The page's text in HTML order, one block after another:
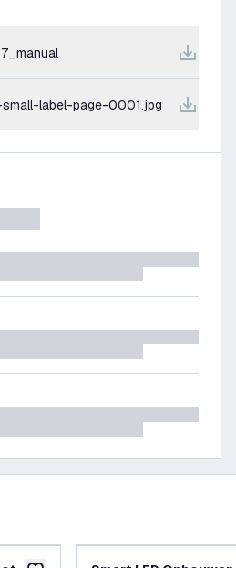
label-page-0001.jpg